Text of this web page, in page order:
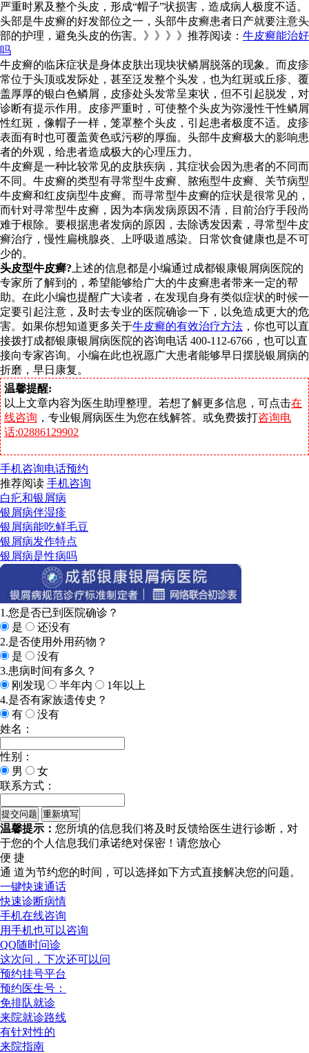
严重时累及整个头皮，形成“帽子”状损害，造成病人极度不适。
头部是牛皮癣的好发部位之一，头部牛皮癣患者日产就要注意头
部的护理，避免头皮的伤害。》》》》推荐阅读： 牛皮癣能治好
吗
牛皮癣的临床症状是身体皮肤出现块状鳞屑脱落的现象。而皮疹
常位于头顶或发际处，甚至泛发整个头发，也为红斑或丘疹、覆
盖厚厚的银白色鳞屑，皮疹处头发常呈束状，但不引起脱发，对
诊断有提示作用。皮疹严重时，可使整个头皮为弥漫性干性鳞屑
性红斑，像帽子一样，笼罩整个头皮，引起患者极度不适。皮疹
表面有时也可覆盖黄色或污秽的厚痂。头部牛皮癣极大的影响患
者的外观，给患者造成极大的心理压力。
牛皮癣是一种比较常见的皮肤疾病，其症状会因为患者的不同而
不同。牛皮癣的类型有寻常型牛皮癣、脓疱型牛皮癣、关节病型
牛皮癣和红皮病型牛皮癣。而寻常型牛皮癣的症状是很常见的，
而针对寻常型牛皮癣，因为本病发病原因不清，目前治疗手段尚
难于根除。要根据患者发病的原因，去除诱发因素，寻常型牛皮
癣治疗，慢性扁桃腺炎、上呼吸道感染。日常饮食健康也是不可
少的。
头皮型牛皮癣? 上述的信息都是小编通过成都银康银屑病医院的
专家所了解到的，希望能够给广大的牛皮癣患者带来一定的帮
助。在此小编也提醒广大读者，在发现自身有类似症状的时候一
定要引起注意，及时去专业的医院确诊一下，以免造成更大的危
害。如果你想知道更多关于牛皮癣的有效治疗方法 ，你也可以直
接拨打成都银康银屑病医院的咨询电话 400-112-6766，也可以直
接向专家咨询。小编在此也祝愿广大患者能够早日摆脱银屑病的
折磨，早日康复。
温馨提醒:
以上文章内容为医生助理整理。若想了解更多信息，可点击在
线咨询 ，专业银屑病医生为您在线解答。或免费拨打咨询电
话:02886129902
手机咨询电话预约
推荐阅读 手机咨询
白疕和银屑病
银屑病伴湿疹
银屑病能吃鲜毛豆
银屑病发作特点
银屑病是性病吗
1.您是否已到医院确诊？
是
还没有
2.是否使用外用药物？
是
没有
3.患病时间有多久？
刚发现
半年内
1年以上
4.是否有家族遗传史？
有
没有
姓名：
性别：
男
女
联系方式：
温馨提示： 您所填的信息我们将及时反馈给医生进行诊断，对
于您的个人信息我们承诺绝对保密！请您放心
便 捷
通 道为节约您的时间，可以选择如下方式直接解决您的问题。
一键快速通话
快速诊断病情
手机在线咨询
用手机也可以咨询
QQ随时问诊
这次问，下次还可以问
预约挂号平台
预约医生号：
免排队就诊
来院就诊路线
有针对性的
来院指南